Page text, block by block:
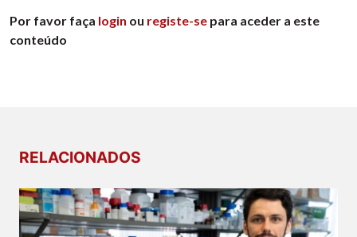
Por favor faça login ou registe-se para aceder a este
conteúdo
RELACIONADOS